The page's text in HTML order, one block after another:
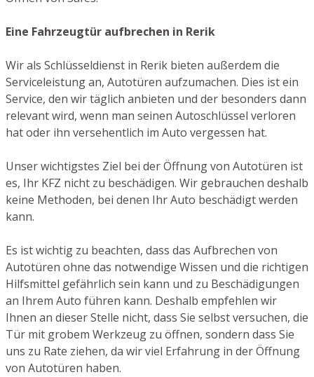
Eine Fahrzeugtür aufbrechen in Rerik
Wir als Schlüsseldienst in Rerik bieten außerdem die
Serviceleistung an, Autotüren aufzumachen. Dies ist ein
Service, den wir täglich anbieten und der besonders dann
relevant wird, wenn man seinen Autoschlüssel verloren
hat oder ihn versehentlich im Auto vergessen hat.
Unser wichtigstes Ziel bei der Öffnung von Autotüren ist
es, Ihr KFZ nicht zu beschädigen. Wir gebrauchen deshalb
keine Methoden, bei denen Ihr Auto beschädigt werden
kann.
Es ist wichtig zu beachten, dass das Aufbrechen von
Autotüren ohne das notwendige Wissen und die richtigen
Hilfsmittel gefährlich sein kann und zu Beschädigungen
an Ihrem Auto führen kann. Deshalb empfehlen wir
Ihnen an dieser Stelle nicht, dass Sie selbst versuchen, die
Tür mit grobem Werkzeug zu öffnen, sondern dass Sie
uns zu Rate ziehen, da wir viel Erfahrung in der Öffnung
von Autotüren haben.